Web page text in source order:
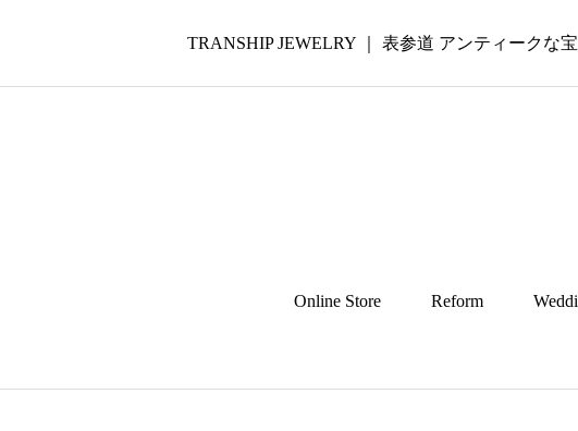
TRANSHIP JEWELRY ｜ 表参道 アンティークな
Online Store Reform